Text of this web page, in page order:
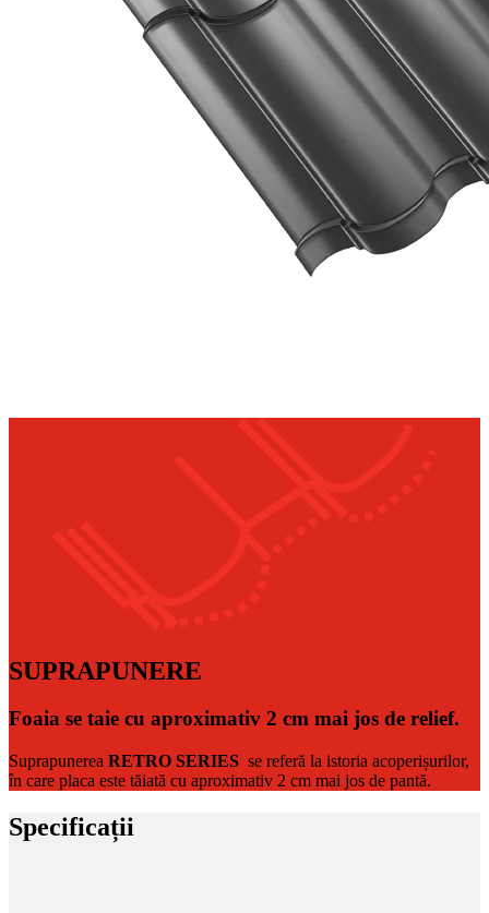
SUPRAPUNERE
Foaia se taie cu aproximativ 2 cm mai jos de relief.
Suprapunerea RETRO SERIES se referă la istoria acoperișurilor,
în care placa este tăiată cu aproximativ 2 cm mai jos de pantă.
Specificații